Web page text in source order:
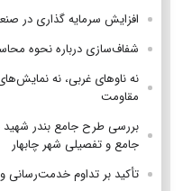
افزایش سرمایه گذاری در
شفاف‌سازی درباره نحوه
نه ناوهای غربی، نه
مقاومت
بررسی طرح جامع بندر شهید
جامع و تفصیلی شهر چابهار
تأکید بر تداوم